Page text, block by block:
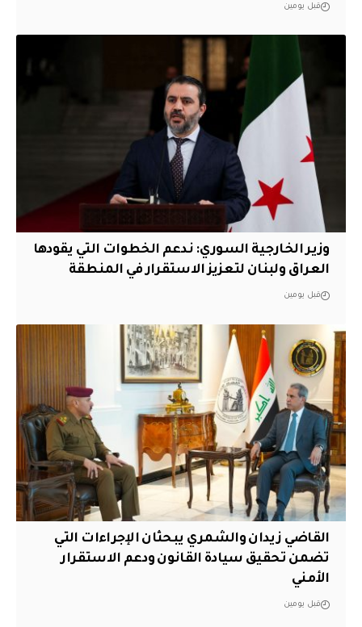
قبل يومين
وزير الخارجية السوري: ندعم الخطوات التي يقودها
العراق ولبنان لتعزيز الاستقرار في المنطقة
قبل يومين
القاضي زيدان والشمري يبحثان الإجراءات التي
تضمن تحقيق سيادة القانون ودعم الاستقرار
الأمني
قبل يومين